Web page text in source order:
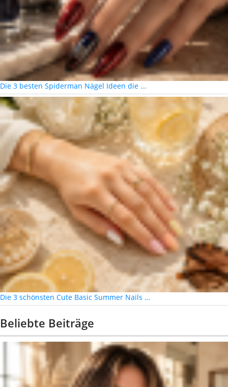
Die 3 besten Spiderman Nägel Ideen die …
Die 3 schönsten Cute Basic Summer Nails …
Beliebte Beiträge